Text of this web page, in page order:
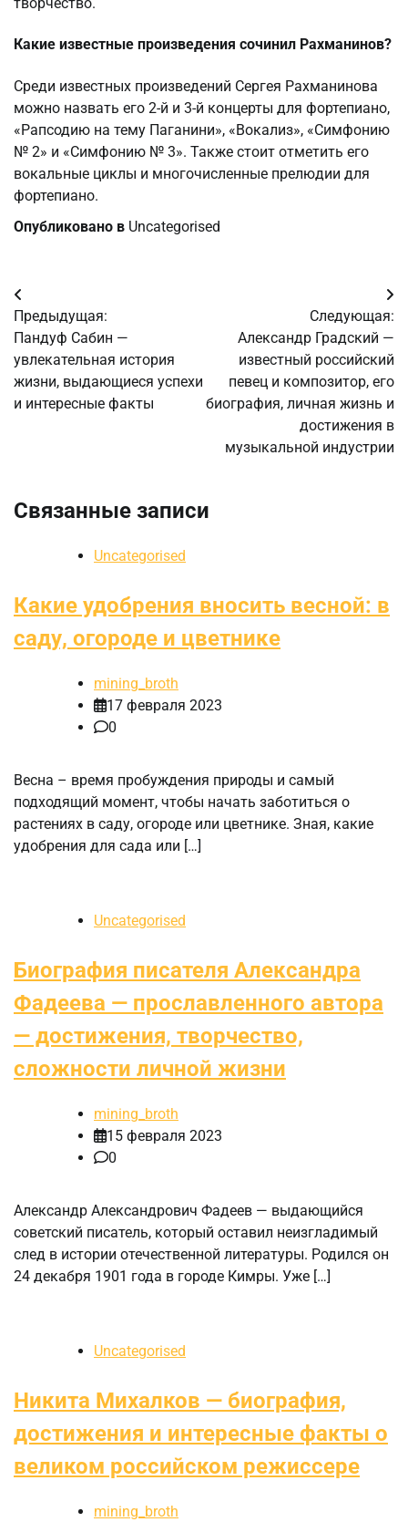
Какие известные произведения сочинил Рахманинов?
Среди известных произведений Сергея Рахманинова
можно назвать его 2-й и 3-й концерты для фортепиано,
«Рапсодию на тему Паганини», «Вокализ», «Симфонию
№ 2» и «Симфонию № 3». Также стоит отметить его
вокальные циклы и многочисленные прелюдии для
фортепиано.
Опубликовано в Uncategorised
Навигация
по
записям
Предыдущая:
Пандуф Сабин —
увлекательная история
жизни, выдающиеся успехи
и интересные факты
Следующая:
Александр Градский —
известный российский
певец и композитор, его
биография, личная жизнь и
достижения в
музыкальной индустрии
Связанные записи
Uncategorised
Какие удобрения вносить весной: в
саду, огороде и цветнике
mining_broth
17 февраля 2023
0
Весна – время пробуждения природы и самый
подходящий момент, чтобы начать заботиться о
растениях в саду, огороде или цветнике. Зная, какие
удобрения для сада или […]
Uncategorised
Биография писателя Александра
Фадеева — прославленного автора
— достижения, творчество,
сложности личной жизни
mining_broth
15 февраля 2023
0
Александр Александрович Фадеев — выдающийся
советский писатель, который оставил неизгладимый
след в истории отечественной литературы. Родился он
24 декабря 1901 года в городе Кимры. Уже […]
Uncategorised
Никита Михалков — биография,
достижения и интересные факты о
великом российском режиссере
mining_broth